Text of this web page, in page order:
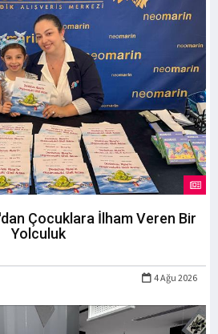
Çocuklara İlham Veren Bir
Yolculuk
4 Ağu 2026